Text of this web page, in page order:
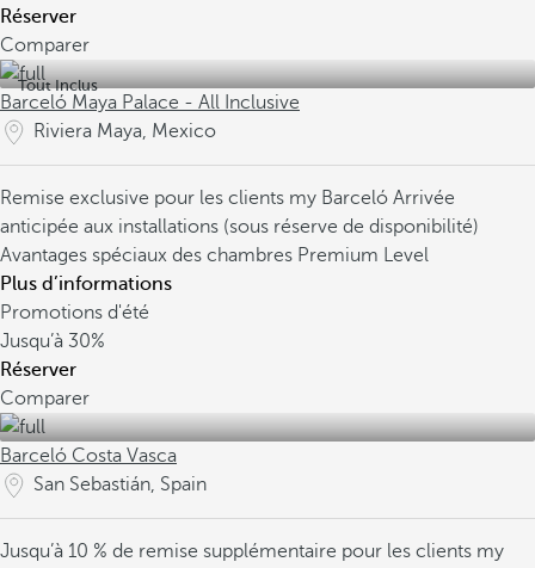
Réserver
Comparer
Tout Inclus
Barceló Maya Palace - All Inclusive
Riviera Maya, Mexico
Remise exclusive pour les clients my Barceló Arrivée
anticipée aux installations (sous réserve de disponibilité)
Avantages spéciaux des chambres Premium Level
Plus d’informations
Promotions d'été
Jusqu’à 30%
Réserver
Comparer
Barceló Costa Vasca
San Sebastián, Spain
Jusqu’à 10 % de remise supplémentaire pour les clients my